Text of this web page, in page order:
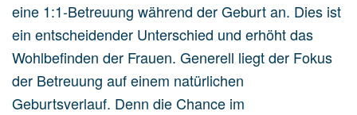
eine 1:1-Betreuung während der Geburt an. Dies ist
ein entscheidender Unterschied und erhöht das
Wohlbefinden der Frauen. Generell liegt der Fokus
der Betreuung auf einem natürlichen
Geburtsverlauf. Denn die Chance im